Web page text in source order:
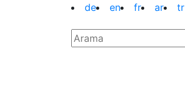
de en fr ar tr